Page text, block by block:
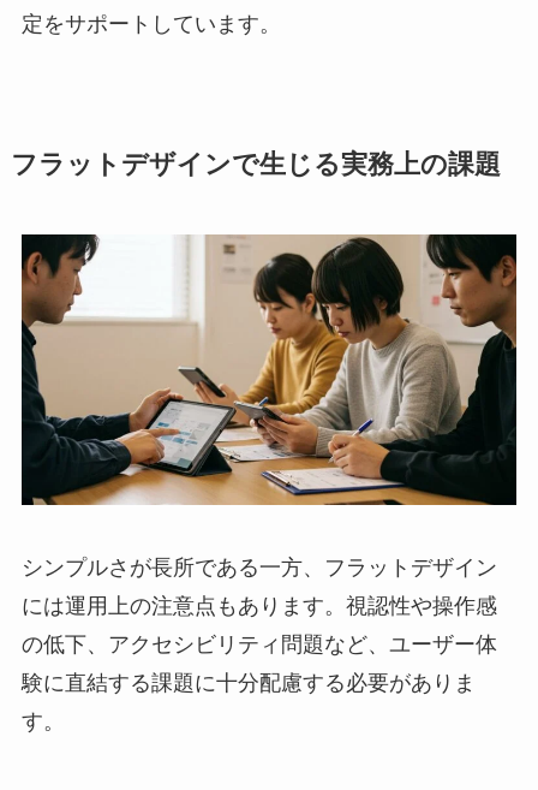
定をサポートしています。
フラットデザインで生じる実務上の課題
シンプルさが長所である一方、フラットデザイン
には運用上の注意点もあります。視認性や操作感
の低下、アクセシビリティ問題など、ユーザー体
験に直結する課題に十分配慮する必要がありま
す。